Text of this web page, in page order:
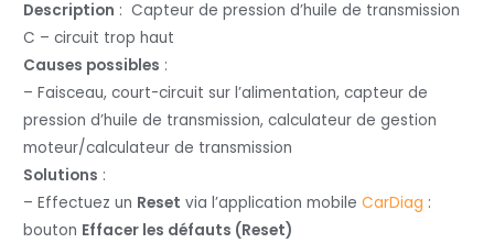
Description : Capteur de pression d’huile de transmission
C – circuit trop haut
Causes possibles :
– Faisceau, court-circuit sur l’alimentation, capteur de
pression d’huile de transmission, calculateur de gestion
moteur/calculateur de transmission
Solutions :
– Effectuez un Reset via l’application mobileCarDiag :
bouton Effacer les défauts (Reset)